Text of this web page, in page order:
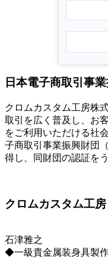
日本電子商取引事
クロムカスタム工房株
取引を広く普及し、お
をご利用いただける社
子商取引事業振興財団
得し、同財団の認証を
クロムカスタム工
石津雅之
◆一級貴金属装身具製